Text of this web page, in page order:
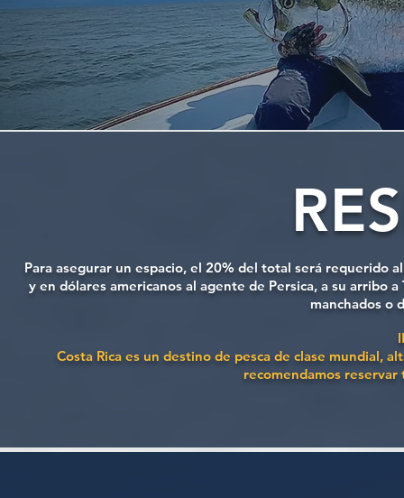
Para asegurar un espacio, el 20% del total será requerido
y en dólares americanos al agente de Persica, a su arribo
manchados o
Costa Rica es un destino de pesca de clase mundial,
recomendamos reservar